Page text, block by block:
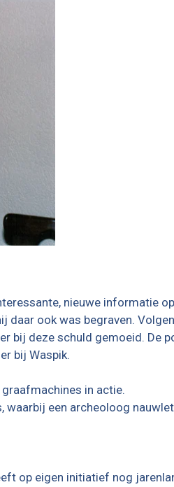
nieuwe informatie
daar ook was begraven.
bij deze schuld gemoeid. De
bij Waspik.
in actie.
waarbij een archeoloog
op eigen initiatief nog